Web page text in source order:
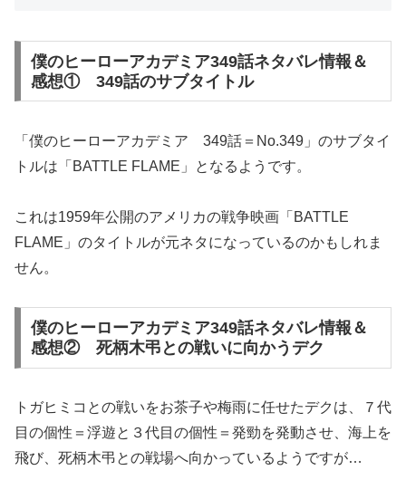
僕のヒーローアカデミア349話ネタバレ情報＆
感想① 349話のサブタイトル
「僕のヒーローアカデミア 349話＝No.349」のサブタイ
トルは「BATTLE FLAME」となるようです。
これは1959年公開のアメリカの戦争映画「BATTLE
FLAME」のタイトルが元ネタになっているのかもしれま
せん。
僕のヒーローアカデミア349話ネタバレ情報＆
感想② 死柄木弔との戦いに向かうデク
トガヒミコとの戦いをお茶子や梅雨に任せたデクは、７代
目の個性＝浮遊と３代目の個性＝発勁を発動させ、海上を
飛び、死柄木弔との戦場へ向かっているようですが…